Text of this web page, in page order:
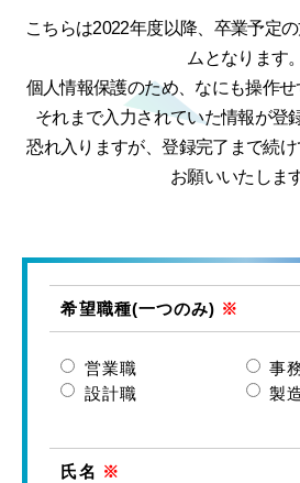
こちらは2022年度以降、卒業予定
ムとなります。
個人情報保護のため、なにも操作
それまで入力されていた情報が登
恐れ入りますが、登録完了まで続
お願いいたしま
希望職種(一つのみ) ※
営業職
事
設計職
製
氏名 ※